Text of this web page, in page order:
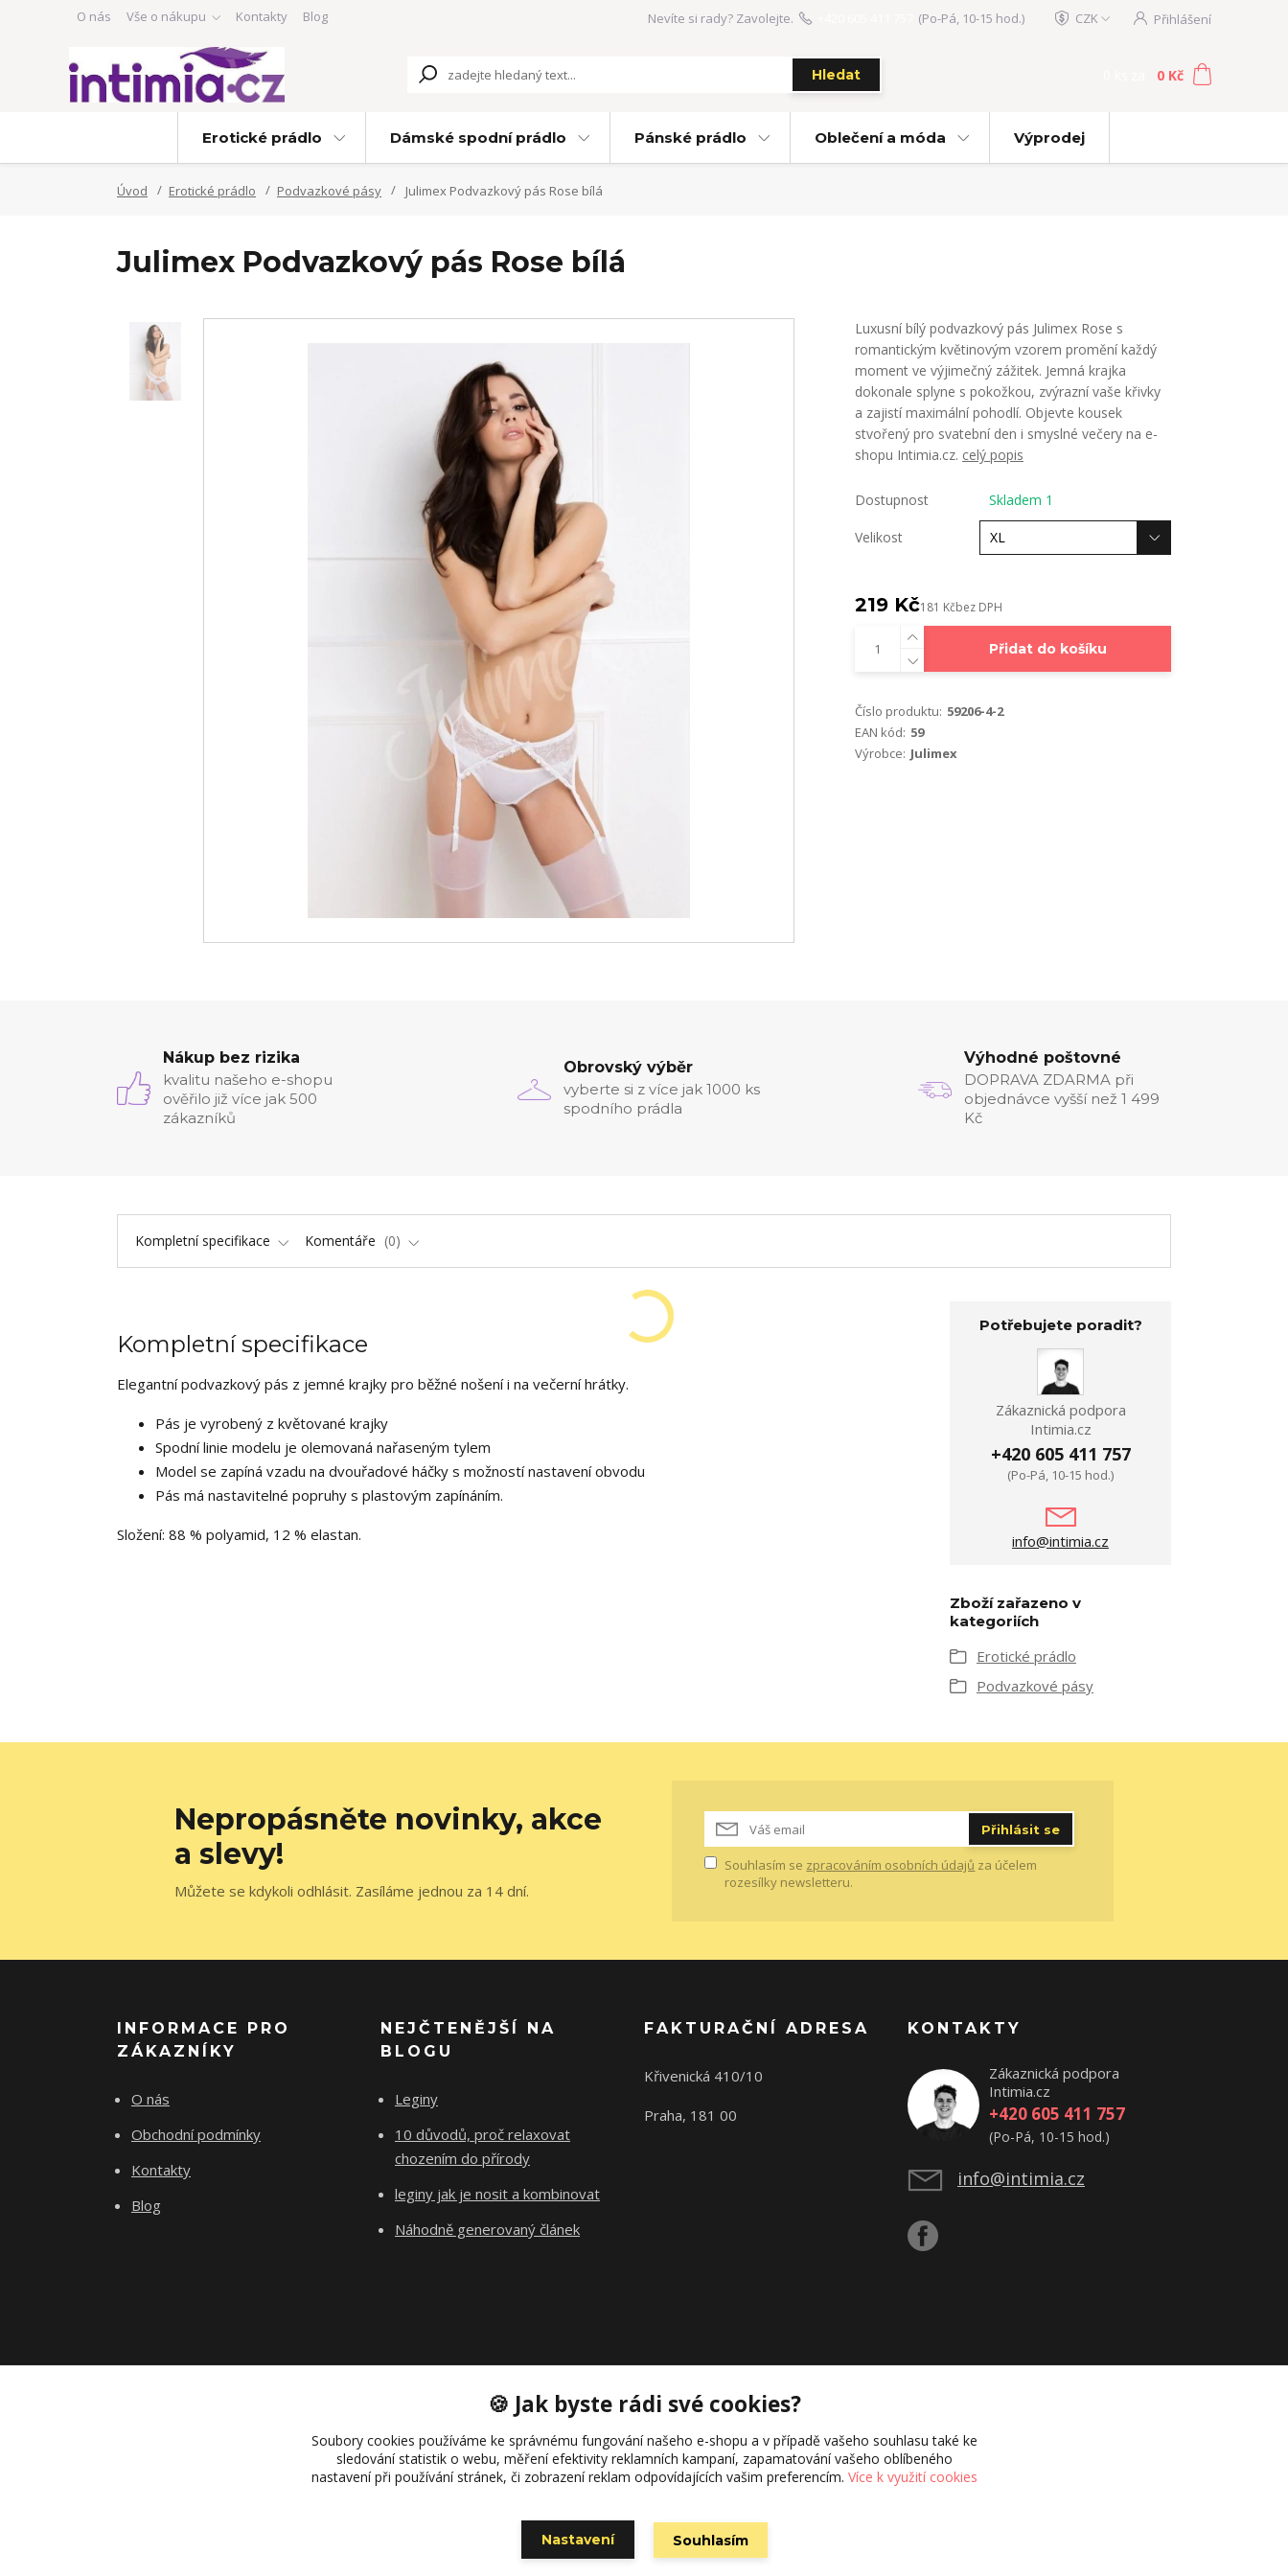
O nás Vše o nákupu Kontakty Blog CZK Přihlášení
Hledat
Nevíte si rady? Zavolejte. (Po-Pá, 10-15 hod.)
0 Kč
Erotické prádlo Dámské spodní prádlo Pánské prádlo Oblečení a móda Výprodej
Úvod Erotické prádlo Podvazkové pásy Julimex Podvazkový pás Rose bílá
Julimex Podvazkový pás Rose bílá
Luxusní bílý podvazkový pás Julimex Rose s
romantickým květinovým vzorem promění každý
moment ve výjimečný zážitek. Jemná krajka
dokonale splyne s pokožkou, zvýrazní vaše křivky
a zajistí maximální pohodlí. Objevte kousek
stvořený pro svatební den i smyslné večery na e-
shopu Intimia.cz. celý popis
Dostupnost Skladem 1
Velikost
219 Kč181 Kčbez DPH
Přidat do košíku
Číslo produktu: 59206-4-2
EAN kód: 59
Výrobce: Julimex
Nákup bez rizika
kvalitu našeho e-shopu
ověřilo již více jak 500
zákazníků
Obrovský výběr
vyberte si z více jak 1000 ks
spodního prádla
Výhodné poštovné
DOPRAVA ZDARMA při
objednávce vyšší než 1 499
Kč
Kompletní specifikace Komentáře 0
Kompletní specifikace
Elegantní podvazkový pás z jemné krajky pro běžné nošení i na večerní hrátky.
Pás je vyrobený z květované krajky
Spodní linie modelu je olemovaná nařaseným tylem
Model se zapíná vzadu na dvouřadové háčky s možností nastavení obvodu
Pás má nastavitelné popruhy s plastovým zapínáním.
Složení: 88 % polyamid, 12 % elastan.
Potřebujete poradit?
Zákaznická podpora
Intimia.cz
+420 605 411 757
(Po-Pá, 10-15 hod.)
info@intimia.cz
Zboží zařazeno v
kategoriích
Erotické prádlo
Podvazkové pásy
Nepropásněte novinky, akce
a slevy!
Můžete se kdykoli odhlásit. Zasíláme jednou za 14 dní.
Přihlásit se
Souhlasím se zpracováním osobních údajů za účelem
rozesílky newsletteru.
INFORMACE PRO
ZÁKAZNÍKY
O nás
Obchodní podmínky
Kontakty
Blog
NEJČTENĚJŠÍ NA
BLOGU
Leginy
10 důvodů, proč relaxovat
chozením do přírody
leginy jak je nosit a kombinovat
Náhodně generovaný článek
FAKTURAČNÍ ADRESA
Křivenická 410/10
Praha, 181 00
KONTAKTY
Zákaznická podpora
Intimia.cz
+420 605 411 757
(Po-Pá, 10-15 hod.)
info@intimia.cz
Vytvořeno na
🍪 Jak byste rádi své cookies?
Soubory cookies používáme ke správnému fungování našeho e-shopu a v případě vašeho souhlasu také ke
sledování statistik o webu, měření efektivity reklamních kampaní, zapamatování vašeho oblíbeného
nastavení při používání stránek, či zobrazení reklam odpovídajících vašim preferencím. Více k využití cookies
Nastavení Souhlasím